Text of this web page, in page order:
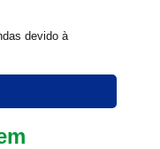
devido à